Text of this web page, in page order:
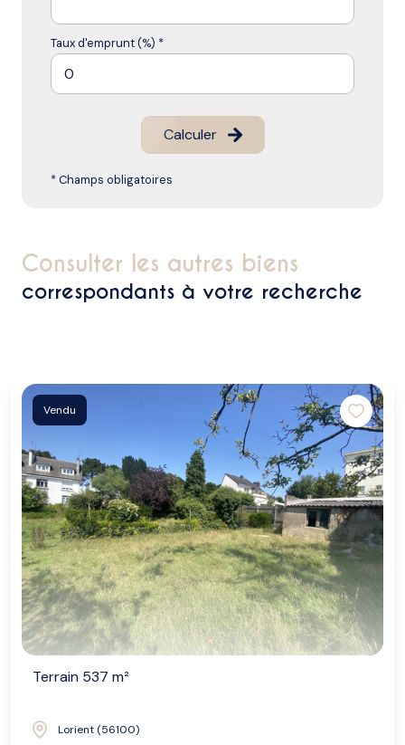
Taux d'emprunt (%) *
Calculer
* Champs obligatoires
consulter les autres biens
correspondants à votre recherche
Vendu
Terrain 537 m²
Lorient (56100)